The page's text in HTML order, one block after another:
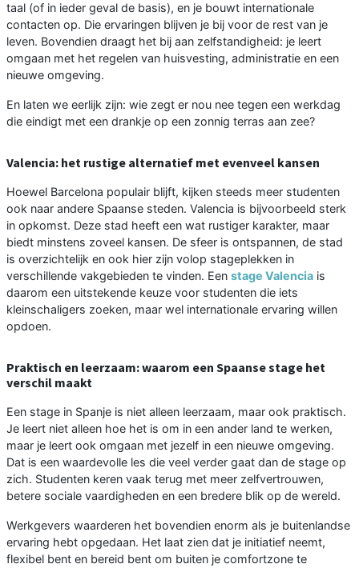
taal (of in ieder geval de basis), en je bouwt internationale
contacten op. Die ervaringen blijven je bij voor de rest van je
leven. Bovendien draagt het bij aan zelfstandigheid: je leert
omgaan met het regelen van huisvesting, administratie en een
nieuwe omgeving.
En laten we eerlijk zijn: wie zegt er nou nee tegen een werkdag
die eindigt met een drankje op een zonnig terras aan zee?
Valencia: het rustige alternatief met evenveel kansen
Hoewel Barcelona populair blijft, kijken steeds meer studenten
ook naar andere Spaanse steden. Valencia is bijvoorbeeld sterk
in opkomst. Deze stad heeft een wat rustiger karakter, maar
biedt minstens zoveel kansen. De sfeer is ontspannen, de stad
is overzichtelijk en ook hier zijn volop stageplekken in
verschillende vakgebieden te vinden. Een stage Valencia is
daarom een uitstekende keuze voor studenten die iets
kleinschaligers zoeken, maar wel internationale ervaring willen
opdoen.
Praktisch en leerzaam: waarom een Spaanse stage het
verschil maakt
Een stage in Spanje is niet alleen leerzaam, maar ook praktisch.
Je leert niet alleen hoe het is om in een ander land te werken,
maar je leert ook omgaan met jezelf in een nieuwe omgeving.
Dat is een waardevolle les die veel verder gaat dan de stage op
zich. Studenten keren vaak terug met meer zelfvertrouwen,
betere sociale vaardigheden en een bredere blik op de wereld.
Werkgevers waarderen het bovendien enorm als je buitenlandse
ervaring hebt opgedaan. Het laat zien dat je initiatief neemt,
flexibel bent en bereid bent om buiten je comfortzone te